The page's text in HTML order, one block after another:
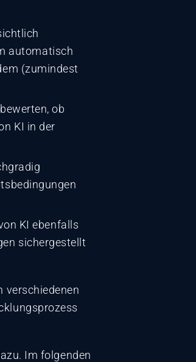
automatisch
(zumindest
ob
KI in der
KI ebenfalls
sichergestellt
verschiedenen
Im folgenden